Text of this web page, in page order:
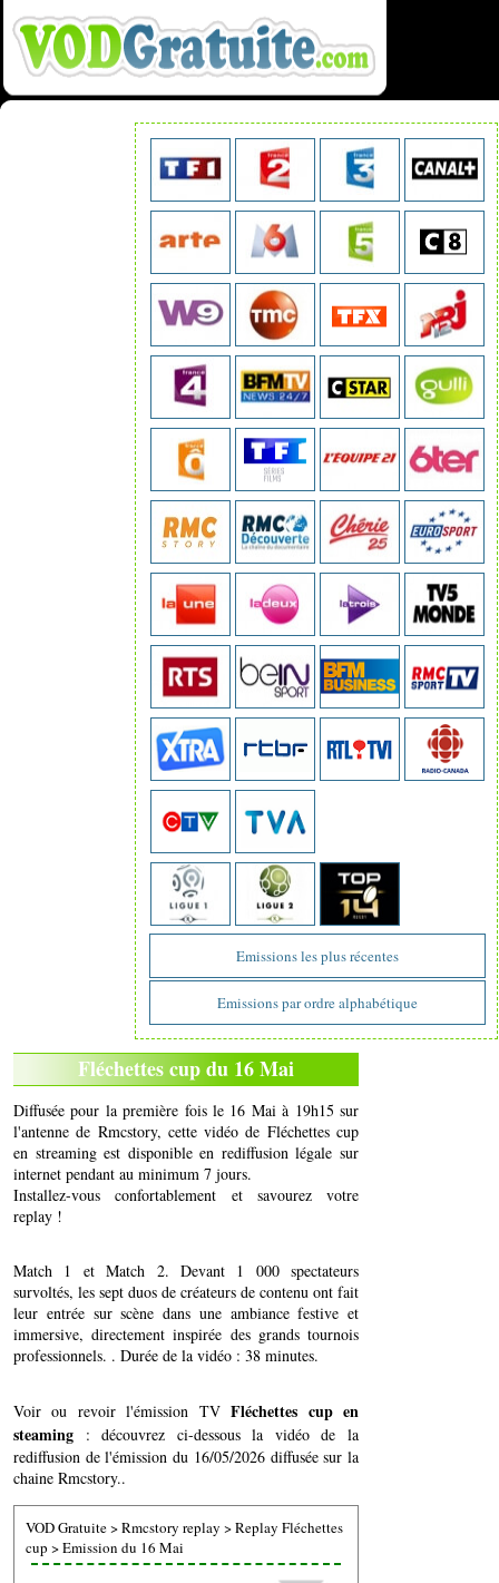
Emissions les plus récentes
Emissions par ordre alphabétique
Fléchettes cup du 16 Mai
Diffusée pour la première fois le 16 Mai à 19h15 sur
l'antenne de Rmcstory, cette vidéo de Fléchettes cup
en streaming est disponible en rediffusion légale sur
internet pendant au minimum 7 jours.
Installez-vous confortablement et savourez votre
replay !
Match 1 et Match 2. Devant 1 000 spectateurs
survoltés, les sept duos de créateurs de contenu ont fait
leur entrée sur scène dans une ambiance festive et
immersive, directement inspirée des grands tournois
professionnels. . Durée de la vidéo : 38 minutes.
Voir ou revoir l'émission TVFléchettes cup en
steaming : découvrez ci-dessous la vidéo de la
rediffusion de l'émission du 16/05/2026 diffusée sur la
chaine Rmcstory..
VOD Gratuite>Rmcstory replay >Replay Fléchettes
cup >Emission du 16 Mai